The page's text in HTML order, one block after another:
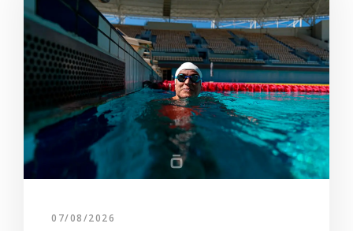
07/08/2026